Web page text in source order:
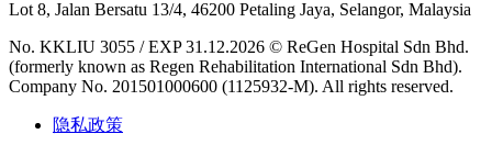
Lot 8, Jalan Bersatu 13/4, 46200 Petaling Jaya, Selangor, Malaysia
No. KKLIU 3055 / EXP 31.12.2026 © ReGen Hospital Sdn Bhd.
(formerly known as Regen Rehabilitation International Sdn Bhd).
Company No. 201501000600 (1125932-M). All rights reserved.
隐私政策